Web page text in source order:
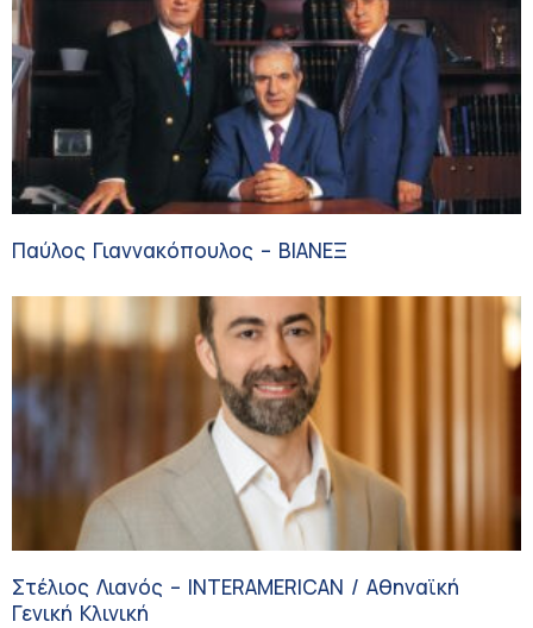
Παύλος Γιαννακόπουλος – ΒΙΑΝΕΞ
Στέλιος Λιανός – INTERAMERICAN / Αθηναϊκή
Γενική Κλινική